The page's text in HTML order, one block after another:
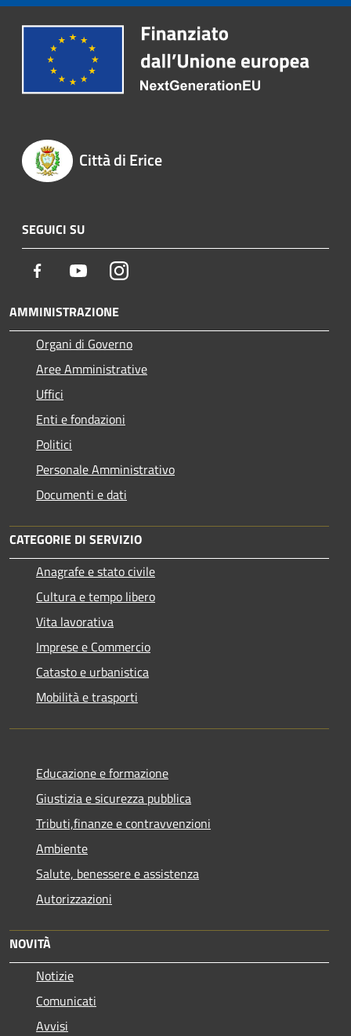
Città di Erice
SEGUICI SU
Facebook YoutubeInstagram
AMMINISTRAZIONE
Organi di Governo
Aree Amministrative
Uffici
Enti e fondazioni
Politici
Personale Amministrativo
Documenti e dati
CATEGORIE DI SERVIZIO
Anagrafe e stato civile
Cultura e tempo libero
Vita lavorativa
Imprese e Commercio
Catasto e urbanistica
Mobilità e trasporti
Educazione e formazione
Giustizia e sicurezza pubblica
Tributi,finanze e contravvenzioni
Ambiente
Salute, benessere e assistenza
Autorizzazioni
NOVITÀ
Notizie
Comunicati
Avvisi